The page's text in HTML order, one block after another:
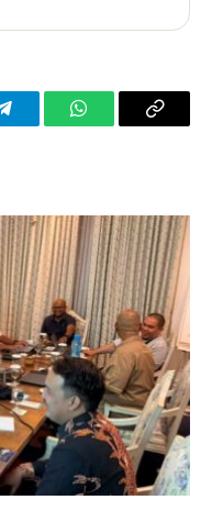
TelegramWhatsAppCopy